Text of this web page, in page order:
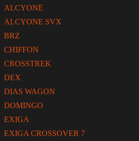
ALCYONE
ALCYONE SVX
BRZ
CHIFFON
CROSSTREK
DEX
DIAS WAGON
DOMINGO
EXIGA
EXIGA CROSSOVER 7